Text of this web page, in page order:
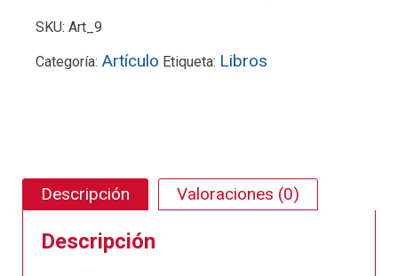
SKU: Art_9
Categoría: Artículo Etiqueta: Libros
Descripción Valoraciones (0)
Descripción